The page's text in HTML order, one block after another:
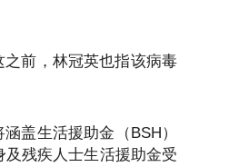
前，林冠英也指该病毒
盖生活援助金（BSH）
残疾人士生活援助金受